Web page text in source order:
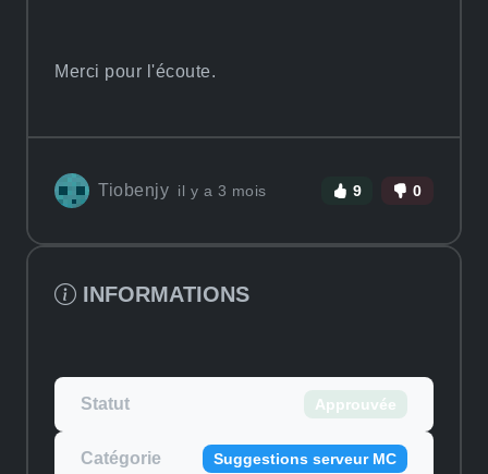
Merci pour l'écoute.
Tiobenjy il y a 3 mois 9 0
INFORMATIONS
Statut Approuvée
Catégorie Suggestions serveur MC